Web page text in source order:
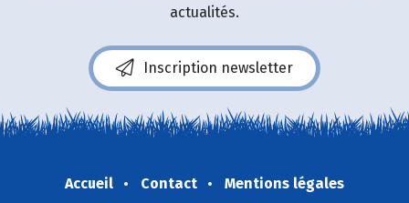
actualités.
Inscription newsletter
Accueil Contact
Mentions légales